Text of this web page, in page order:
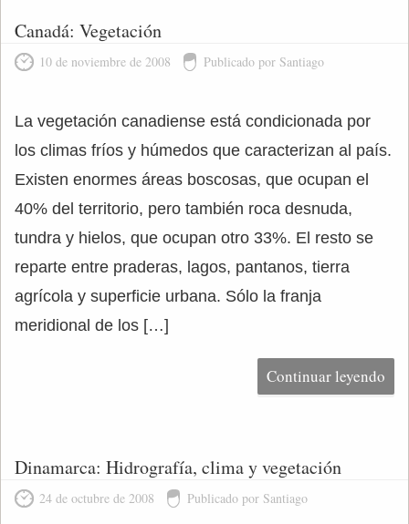
Canadá: Vegetación
10 de noviembre de 2008 Publicado por Santiago
La vegetación canadiense está condicionada por
los climas fríos y húmedos que caracterizan al país.
Existen enormes áreas boscosas, que ocupan el
40% del territorio, pero también roca desnuda,
tundra y hielos, que ocupan otro 33%. El resto se
reparte entre praderas, lagos, pantanos, tierra
agrícola y superficie urbana. Sólo la franja
meridional de los […]
Continuar leyendo
Dinamarca: Hidrografía, clima y vegetación
24 de octubre de 2008 Publicado por Santiago